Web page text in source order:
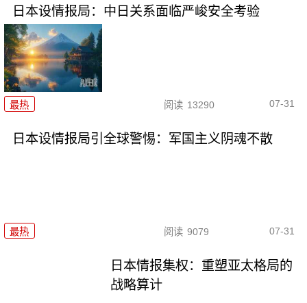
日本设情报局：中日关系面临严峻安全考验
最热 阅读 13290 07-31
日本设情报局引全球警惕：军国主义阴魂不散
最热 阅读 9079 07-31
日本情报集权：重塑亚太格局的
战略算计